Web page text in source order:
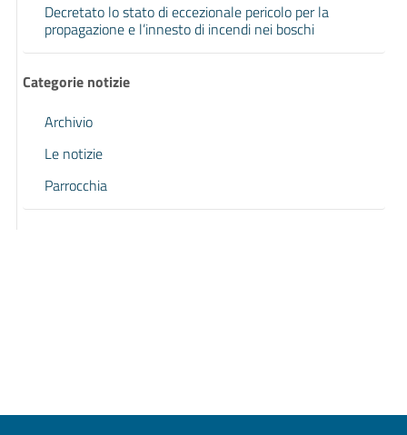
Decretato lo stato di eccezionale pericolo per la
propagazione e l’innesto di incendi nei boschi
Categorie notizie
Archivio
Le notizie
Parrocchia